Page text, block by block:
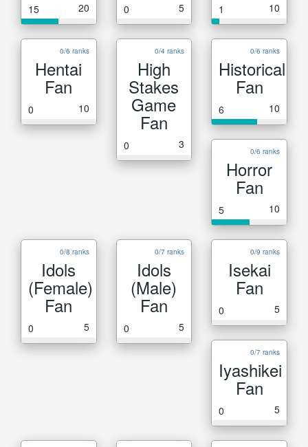
15 20 0 5 1 10
0/6 ranks
Hentai
Fan
0 10
0/4 ranks
High
Stakes
Game
Fan
0 3
0/6 ranks
Historical
Fan
6 10
0/6 ranks
Horror
Fan
5 10
0/8 ranks
Idols
(Female)
Fan
0 5
0/7 ranks
Idols
(Male)
Fan
0 5
0/9 ranks
Isekai
Fan
0 5
0/7 ranks
Iyashikei
Fan
0 5